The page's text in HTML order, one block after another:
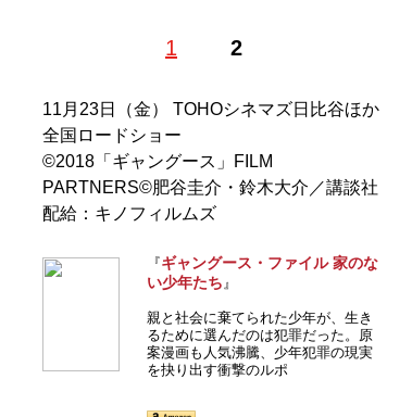
1 2
11月23日（金） TOHOシネマズ日比谷ほか
全国ロードショー
©2018「ギャングース」FILM
PARTNERS©肥谷圭介・鈴木大介／講談社
配給：キノフィルムズ
『ギャングース・ファイル 家のな
い少年たち』
親と社会に棄てられた少年が、生き
るために選んだのは犯罪だった。原
案漫画も人気沸騰、少年犯罪の現実
を抉り出す衝撃のルポ